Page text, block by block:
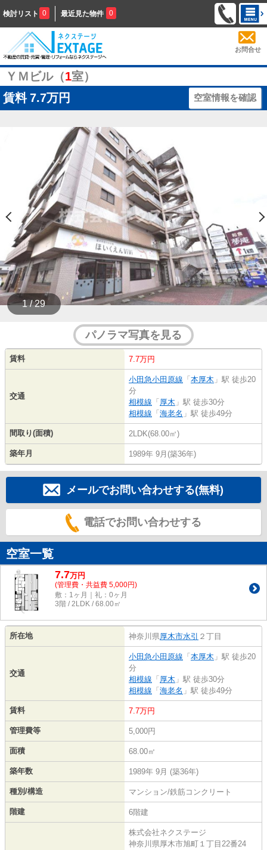
検討リスト 0 最近見た物件 0
お問合せ
ＹＭビル（1室）
賃料 7.7万円 空室情報を確認
1 / 29
パノラマ写真を見る
賃料 7.7万円
交通
小田急小田原線 「 本厚木 」駅 徒歩20
分
相模線 「 厚木 」駅 徒歩30分
相模線 「 海老名 」駅 徒歩49分
間取り(面積) 2LDK(68.00㎡)
築年月 1989年 9月(築36年)
メールでお問い合わせする(無料)
電話でお問い合わせする
空室一覧
7.7万円
(管理費・共益費 5,000円)
敷：1ヶ月｜礼：0ヶ月
3階 / 2LDK / 68.00㎡
所在地 神奈川県厚木市水引 ２丁目
交通
小田急小田原線 「 本厚木 」駅 徒歩20
分
相模線 「 厚木 」駅 徒歩30分
相模線 「 海老名 」駅 徒歩49分
賃料 7.7万円
管理費等 5,000円
面積 68.00㎡
築年数 1989年 9月 (築36年)
種別/構造 マンション/鉄筋コンクリート
階建 6階建
株式会社ネクステージ
神奈川県厚木市旭町１丁目22番24